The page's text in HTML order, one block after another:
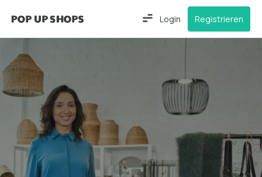
Login Registrieren